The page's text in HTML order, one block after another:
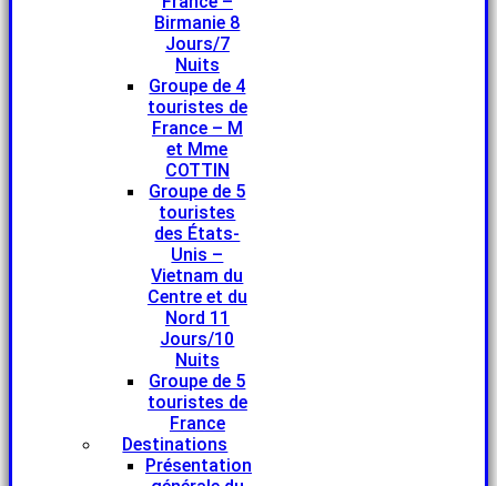
Birmanie 8
Jours/7
Nuits
Groupe de 4
touristes de
France – M
et Mme
COTTIN
Groupe de 5
touristes
des États-
Unis –
Vietnam du
Centre et du
Nord 11
Jours/10
Nuits
Groupe de 5
touristes de
France
Destinations
Présentation